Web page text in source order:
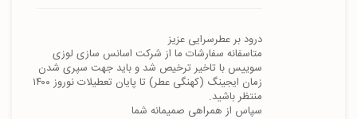
سپاس از همراهی صمیمانه شما